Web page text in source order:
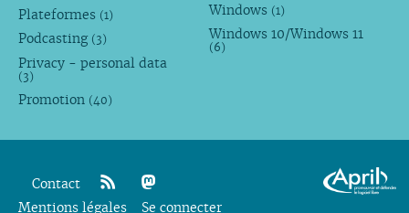
Plateformes (1)
Podcasting (3)
Privacy - personal data
(3)
Promotion (40)
Windows (1)
Windows 10/Windows 11
(6)
Contact
rss mastodon
Mentions légales Se connecter